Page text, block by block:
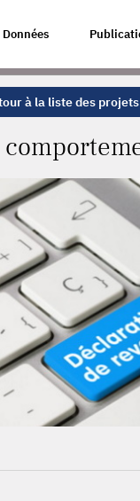
DonnéesFACE AUX
à la liste des projets